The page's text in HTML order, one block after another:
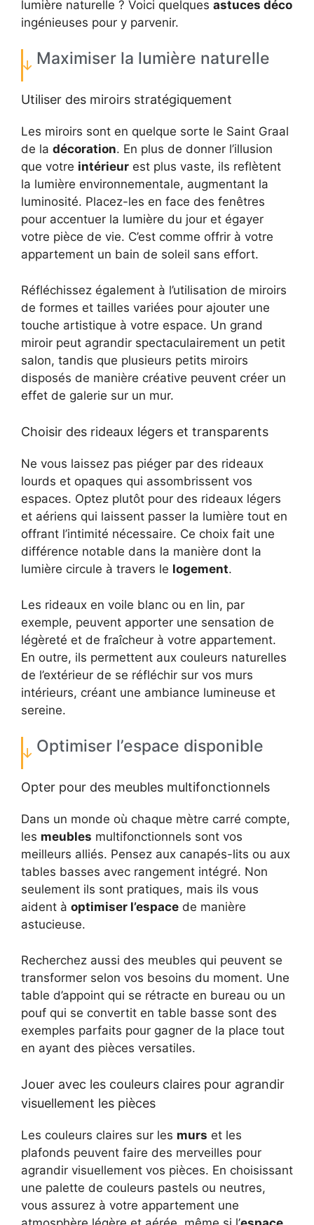
lumière naturelle ? Voici quelques astuces déco
ingénieuses pour y parvenir.
Maximiser la lumière naturelle
Utiliser des miroirs stratégiquement
Les miroirs sont en quelque sorte le Saint Graal
de la décoration. En plus de donner l’illusion
que votre intérieur est plus vaste, ils reflètent
la lumière environnementale, augmentant la
luminosité. Placez-les en face des fenêtres
pour accentuer la lumière du jour et égayer
votre pièce de vie. C’est comme offrir à votre
appartement un bain de soleil sans effort.
Réfléchissez également à l’utilisation de miroirs
de formes et tailles variées pour ajouter une
touche artistique à votre espace. Un grand
miroir peut agrandir spectaculairement un petit
salon, tandis que plusieurs petits miroirs
disposés de manière créative peuvent créer un
effet de galerie sur un mur.
Choisir des rideaux légers et transparents
Ne vous laissez pas piéger par des rideaux
lourds et opaques qui assombrissent vos
espaces. Optez plutôt pour des rideaux légers
et aériens qui laissent passer la lumière tout en
offrant l’intimité nécessaire. Ce choix fait une
différence notable dans la manière dont la
lumière circule à travers le logement.
Les rideaux en voile blanc ou en lin, par
exemple, peuvent apporter une sensation de
légèreté et de fraîcheur à votre appartement.
En outre, ils permettent aux couleurs naturelles
de l’extérieur de se réfléchir sur vos murs
intérieurs, créant une ambiance lumineuse et
sereine.
Optimiser l’espace disponible
Opter pour des meubles multifonctionnels
Dans un monde où chaque mètre carré compte,
les meubles multifonctionnels sont vos
meilleurs alliés. Pensez aux canapés-lits ou aux
tables basses avec rangement intégré. Non
seulement ils sont pratiques, mais ils vous
aident à optimiser l’espace de manière
astucieuse.
Recherchez aussi des meubles qui peuvent se
transformer selon vos besoins du moment. Une
table d’appoint qui se rétracte en bureau ou un
pouf qui se convertit en table basse sont des
exemples parfaits pour gagner de la place tout
en ayant des pièces versatiles.
Jouer avec les couleurs claires pour agrandir
visuellement les pièces
Les couleurs claires sur les murs et les
plafonds peuvent faire des merveilles pour
agrandir visuellement vos pièces. En choisissant
une palette de couleurs pastels ou neutres,
vous assurez à votre appartement une